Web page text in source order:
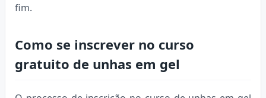
fim.
Como se inscrever no curso
gratuito de unhas em gel